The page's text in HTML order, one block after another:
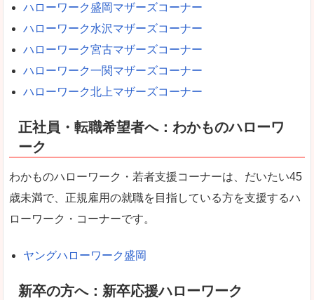
ハローワーク盛岡マザーズコーナー
ハローワーク水沢マザーズコーナー
ハローワーク宮古マザーズコーナー
ハローワーク一関マザーズコーナー
ハローワーク北上マザーズコーナー
正社員・転職希望者へ：わかものハローワ
ーク
わかものハローワーク・若者支援コーナーは、だいたい45
歳未満で、正規雇用の就職を目指している方を支援するハ
ローワーク・コーナーです。
ヤングハローワーク盛岡
新卒の方へ：新卒応援ハローワーク